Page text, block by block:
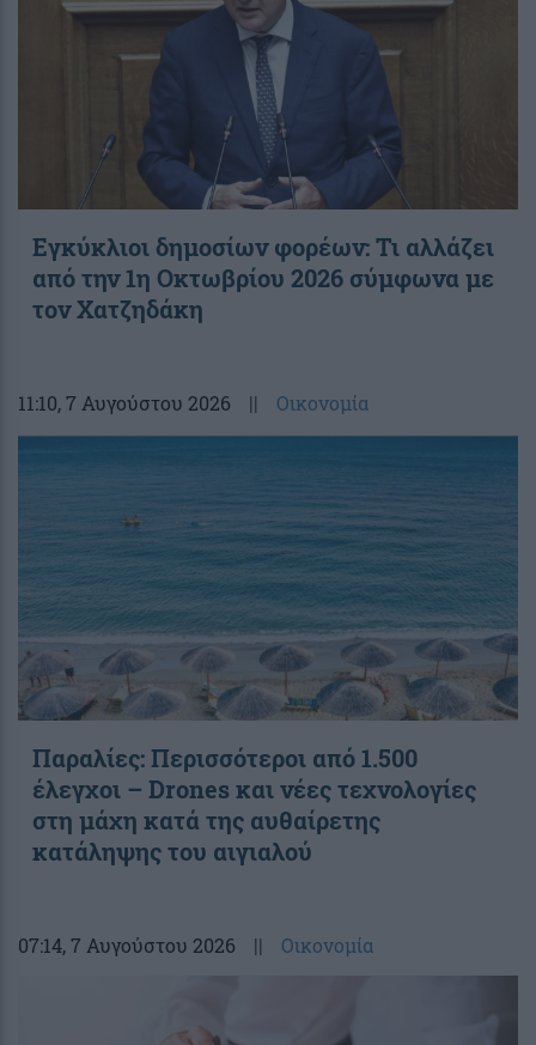
Εγκύκλιοι δημοσίων φορέων: Τι αλλάζει
από την 1η Οκτωβρίου 2026 σύμφωνα με
τον Χατζηδάκη
11:10, 7 Αυγούστου 2026 || Οικονομία
Παραλίες: Περισσότεροι από 1.500
έλεγχοι – Drones και νέες τεχνολογίες
στη μάχη κατά της αυθαίρετης
κατάληψης του αιγιαλού
07:14, 7 Αυγούστου 2026 || Οικονομία